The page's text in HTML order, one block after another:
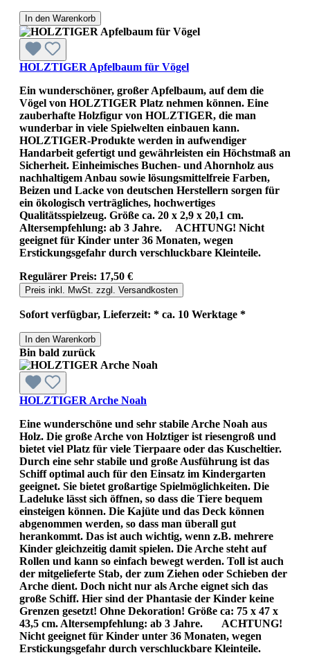
In den Warenkorb
HOLZTIGER Apfelbaum für Vögel
Ein wunderschöner, großer Apfelbaum, auf dem die
Vögel von HOLZTIGER Platz nehmen können. Eine
zauberhafte Holzfigur von HOLZTIGER, die man
wunderbar in viele Spielwelten einbauen kann.
HOLZTIGER-Produkte werden in aufwendiger
Handarbeit gefertigt und gewährleisten ein Höchstmaß an
Sicherheit. Einheimisches Buchen- und Ahornholz aus
nachhaltigem Anbau sowie lösungsmittelfreie Farben,
Beizen und Lacke von deutschen Herstellern sorgen für
ein ökologisch verträgliches, hochwertiges
Qualitätsspielzeug. Größe ca. 20 x 2,9 x 20,1 cm.
Altersempfehlung: ab 3 Jahre. ACHTUNG! Nicht
geeignet für Kinder unter 36 Monaten, wegen
Erstickungsgefahr durch verschluckbare Kleinteile.
Regulärer Preis: 17,50 €
Preis inkl. MwSt. zzgl. Versandkosten
Sofort verfügbar, Lieferzeit: * ca. 10 Werktage *
In den Warenkorb
Bin bald zurück
HOLZTIGER Arche Noah
Eine wunderschöne und sehr stabile Arche Noah aus
Holz. Die große Arche von Holztiger ist riesengroß und
bietet viel Platz für viele Tierpaare oder das Kuscheltier.
Durch eine sehr stabile und große Ausführung ist das
Schiff optimal auch für den Einsatz im Kindergarten
geeignet. Sie bietet großartige Spielmöglichkeiten. Die
Ladeluke lässt sich öffnen, so dass die Tiere bequem
einsteigen können. Die Kajüte und das Deck können
abgenommen werden, so dass man überall gut
herankommt. Das ist auch wichtig, wenn z.B. mehrere
Kinder gleichzeitig damit spielen. Die Arche steht auf
Rollen und kann so einfach bewegt werden. Toll ist auch
der mitgelieferte Stab, der zum Ziehen oder Schieben der
Arche dient. Doch nicht nur als Arche eignet sich das
große Schiff. Hier sind der Phantasie der Kinder keine
Grenzen gesetzt! Ohne Dekoration! Größe ca: 75 x 47 x
43,5 cm. Altersempfehlung: ab 3 Jahre. ACHTUNG!
Nicht geeignet für Kinder unter 36 Monaten, wegen
Erstickungsgefahr durch verschluckbare Kleinteile.